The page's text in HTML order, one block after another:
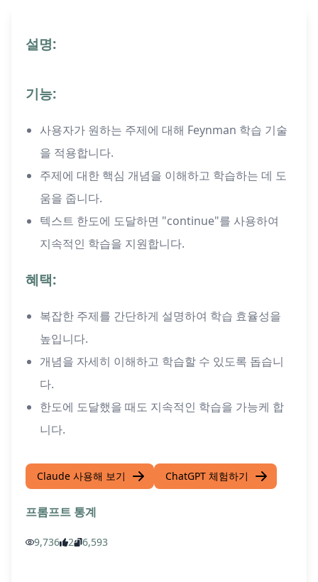
설명:
기능:
사용자가 원하는 주제에 대해 Feynman 학습 기술
을 적용합니다.
주제에 대한 핵심 개념을 이해하고 학습하는 데 도
움을 줍니다.
텍스트 한도에 도달하면 "continue"를 사용하여
지속적인 학습을 지원합니다.
혜택:
복잡한 주제를 간단하게 설명하여 학습 효율성을
높입니다.
개념을 자세히 이해하고 학습할 수 있도록 돕습니
다.
한도에 도달했을 때도 지속적인 학습을 가능케 합
니다.
Claude 사용해 보기 ChatGPT 체험하기
프롬프트 통계
9,736 2 6,593